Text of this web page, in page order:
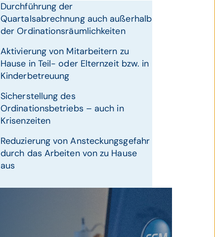
Durchführung der
Quartalsabrechnung auch außerhalb
der Ordinationsräumlichkeiten
Aktivierung von Mitarbeitern zu
Hause in Teil- oder Elternzeit bzw. in
Kinderbetreuung
Sicherstellung des
Ordinationsbetriebs – auch in
Krisenzeiten
Reduzierung von Ansteckungsgefahr
durch das Arbeiten von zu Hause
aus